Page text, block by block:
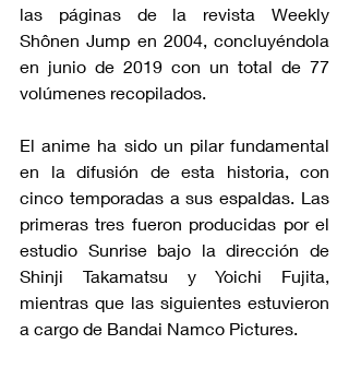
las páginas de la revista Weekly
Shônen Jump en 2004, concluyéndola
en junio de 2019 con un total de 77
volúmenes recopilados.
El anime ha sido un pilar fundamental
en la difusión de esta historia, con
cinco temporadas a sus espaldas. Las
primeras tres fueron producidas por el
estudio Sunrise bajo la dirección de
Shinji Takamatsu y Yoichi Fujita,
mientras que las siguientes estuvieron
a cargo de Bandai Namco Pictures.